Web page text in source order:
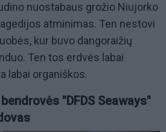
nuostabaus grožio Niujorko
atminimas. Ten nestovi
kur buvo dangoraižių
Ten tos erdvės labai
labai organiškos.
"DFDS Seaways"